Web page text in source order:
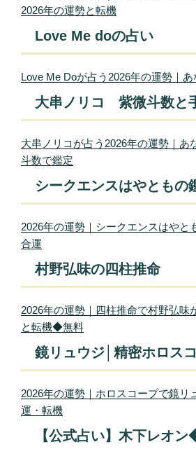
2026年の運勢と転機
Love Me doの占い
Love Me Doが占う2026年の運勢｜
大串ノリコ 紫微斗数と
大串ノリコが占う2026年の運勢｜あ
斗数で鑑定
シークエンスはやともの
2026年の運勢｜シークエンスはやと
合運
村野弘味の四柱推命
2026年の運勢｜四柱推命で村野弘味
と転機◆無料
鏡リュウジ│精密ホロス
2026年の運勢｜ホロスコープで鏡リ
運・転機
【公式占い】木下レオ